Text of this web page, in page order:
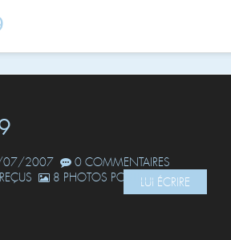
07/2007
0 COMMENTAIRES
8 PHOTOS POSTÉESLUI ÉCRIRE